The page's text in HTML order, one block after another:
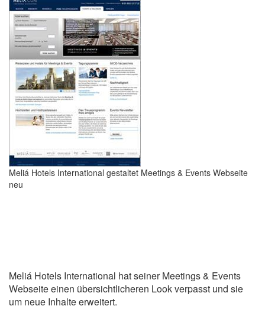
Meliá Hotels International gestaltet Meetings & Events Webseite
neu
Meliá Hotels International hat seiner Meetings & Events
Web­seite einen übersichtlicheren Look verpasst und sie
um neue Inhalte erweitert.